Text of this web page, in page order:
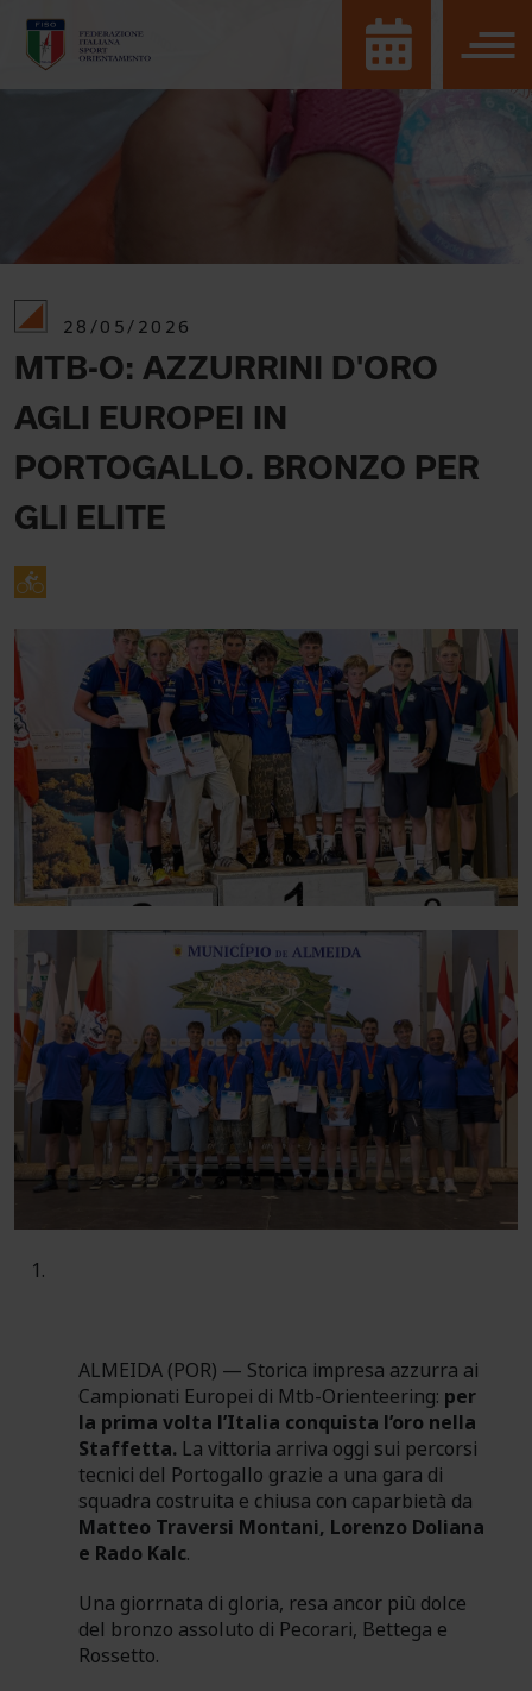
28/05/2026
MTB-O: AZZURRINI D'ORO
AGLI EUROPEI IN
PORTOGALLO. BRONZO PER
GLI ELITE
ALMEIDA (POR) — Storica impresa azzurra ai
Campionati Europei di Mtb-Orienteering: per
la prima volta l’Italia conquista l’oro nella
Staffetta. La vittoria arriva oggi sui percorsi
tecnici del Portogallo grazie a una gara di
squadra costruita e chiusa con caparbietà da
Matteo Traversi Montani, Lorenzo Doliana
e Rado Kalc.
Una giorrnata di gloria, resa ancor più dolce
del bronzo assoluto di Pecorari, Bettega e
Rossetto.